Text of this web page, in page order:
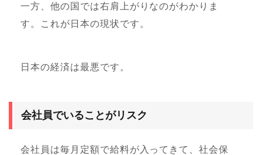
一方、他の国では右肩上がりなのがわかりま
す。これが日本の現状です。
日本の経済は最悪です。
会社員でいることがリスク
会社員は毎月定額で給料が入ってきて、社会保